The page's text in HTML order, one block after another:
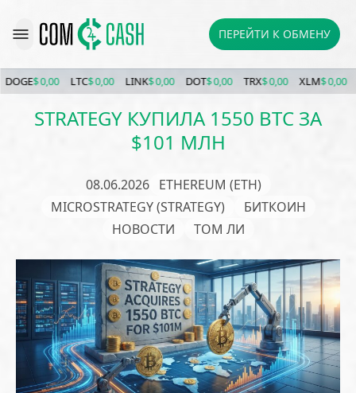
ПЕРЕЙТИ К ОБМЕНУ
$ 0,00 LTC $ 0,00 LINK$ 0,00 DOT $ 0,00 TRX $ 0,00 XLM $ 0,00 ETC
STRATEGY КУПИЛА 1550 BTC ЗА
$101 МЛН
08.06.2026
ETHEREUM (ETH)
MICROSTRATEGY (STRATEGY)
БИТКОИН
НОВОСТИ
ТОМ ЛИ